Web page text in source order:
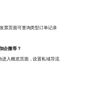
票页面可查询类型订单记录
企微等？
入概览页面，设置私域导流